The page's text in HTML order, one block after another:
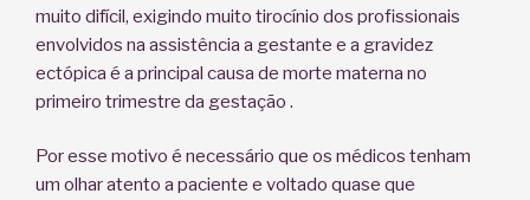
muito difícil, exigindo muito tirocínio dos profissionais
envolvidos na assistência a gestante e a gravidez
ectópica é a principal causa de morte materna no
primeiro trimestre da gestação .
Por esse motivo é necessário que os médicos tenham
um olhar atento a paciente e voltado quase que